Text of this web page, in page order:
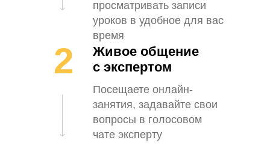
Живое общение
с экспертом
2
просматривать записи
уроков в удобное для вас
время
Посещаете онлайн-
занятия, задавайте свои
вопросы в голосовом
чате эксперту